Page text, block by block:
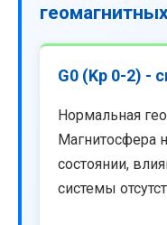
G0 (Kp 0-2) -
Нормальная
Магнитосфера
состоянии,
системы